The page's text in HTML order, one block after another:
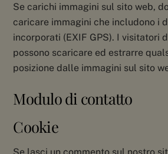
Se carichi immagini sul sito web,
caricare immagini che includono i
incorporati (EXIF GPS). I visitatori
possono scaricare ed estrarre
posizione dalle immagini sul sito
Modulo di contatto
Cookie